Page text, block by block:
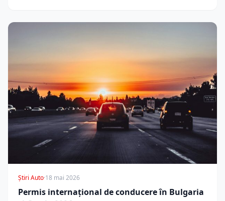
Știri Auto·18 mai 2026
Permis internațional de conducere în Bulgaria